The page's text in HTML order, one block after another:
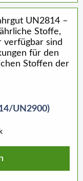
UN2900)